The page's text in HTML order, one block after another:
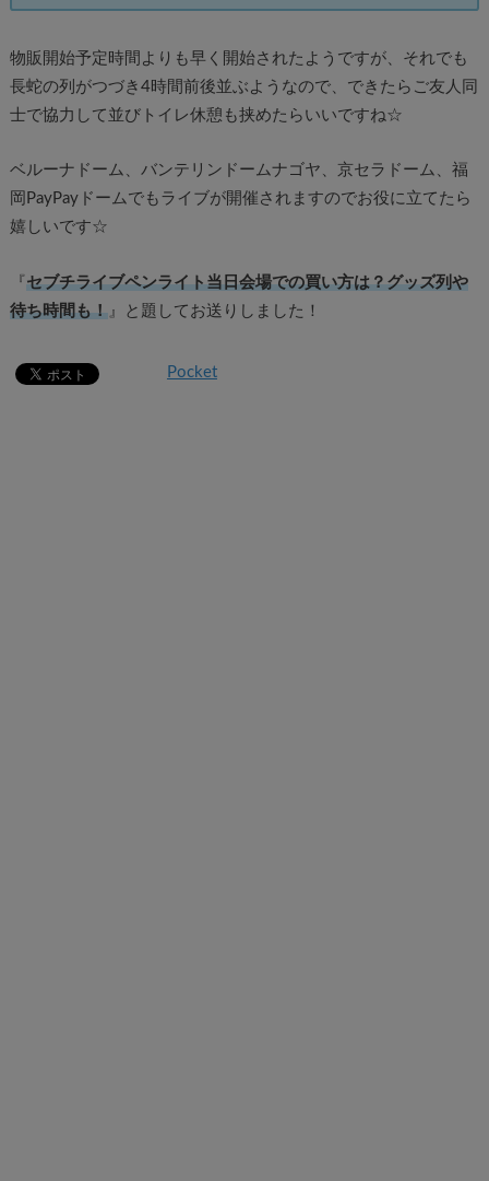
物販開始予定時間よりも早く開始されたようですが、それでも
長蛇の列がつづき4時間前後並ぶようなので、できたらご友人同
士で協力して並びトイレ休憩も挟めたらいいですね☆
ベルーナドーム、バンテリンドームナゴヤ、京セラドーム、福
岡PayPayドームでもライブが開催されますのでお役に立てたら
嬉しいです☆
『 セブチライブペンライト当日会場での買い方は？グッズ列や
待ち時間も！』と題してお送りしました！
Pocket